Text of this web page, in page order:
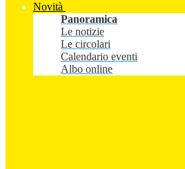
Novità
Panoramica
Le notizie
Le circolari
Calendario eventi
Albo online